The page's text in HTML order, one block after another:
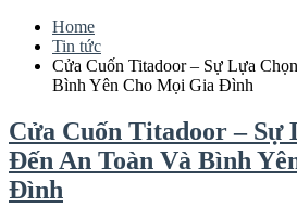
Home
Tin tức
Cửa Cuốn Titadoor – Sự Lựa
Bình Yên Cho Mọi Gia Đình
Cửa Cuốn Titadoor – Sự
Đến An Toàn Và Bình
Đình